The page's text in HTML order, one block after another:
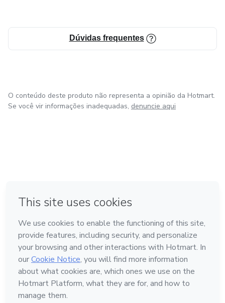
Dúvidas frequentes
O conteúdo deste produto não representa a opinião da Hotmart.
Se você vir informações inadequadas, denuncie aqui
Feito com ❤ na Cidade do México
Conheça a Hotmart
Idioma
Português